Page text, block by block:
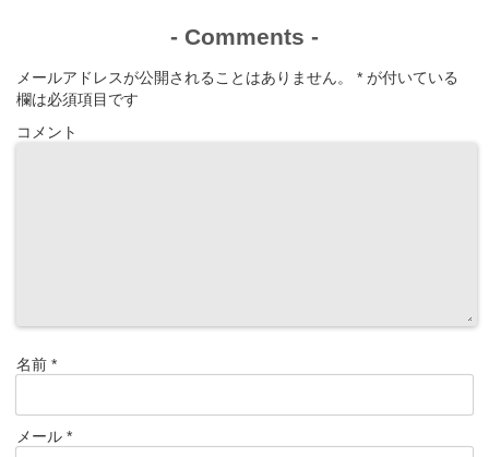
- Comments -
メールアドレスが公開されることはありません。 * が付いている
欄は必須項目です
コメント
名前 *
メール *